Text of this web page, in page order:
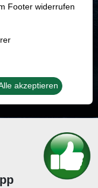
Footer widerrufen
akzeptieren